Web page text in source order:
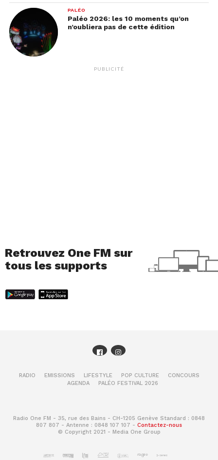
PALÉO
Paléo 2026: les 10 moments qu’on
n’oubliera pas de cette édition
PUBLICITÉ
Retrouvez One FM sur
tous les supports
RADIO EMISSIONS LIFESTYLE POP CULTURE
CONCOURS
AGENDA
PALÉO FESTIVAL 2026
Radio One FM - 35, rue des Bains - CH-1205 Genève Standard : 0848
807 807 - Antenne : 0848 107 107 - Contactez-nous
© Copyright 2021 - Media One Group